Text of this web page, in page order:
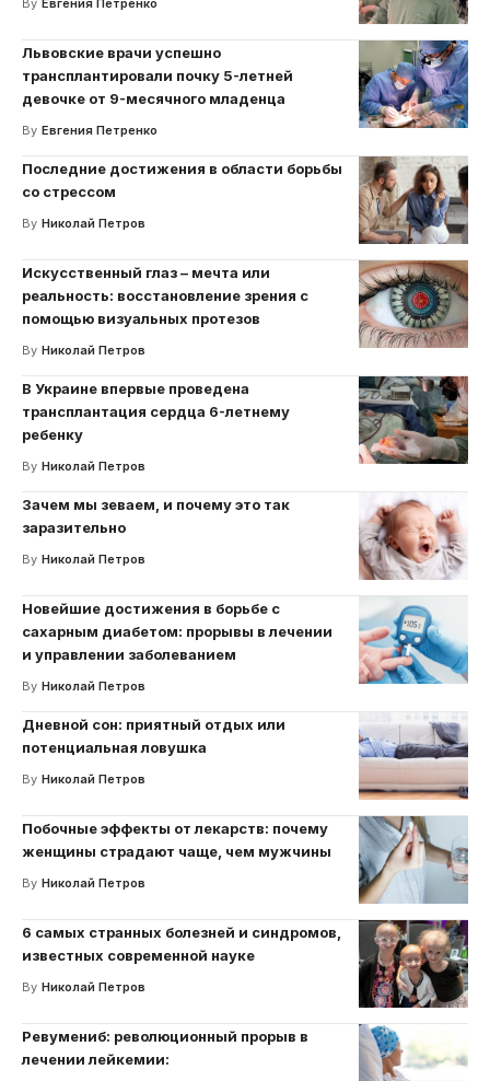
By Евгения Петренко
Львовские врачи успешно
трансплантировали почку 5-летней
девочке от 9-месячного младенца
By Евгения Петренко
Последние достижения в области борьбы
со стрессом
By Николай Петров
Искусственный глаз – мечта или
реальность: восстановление зрения с
помощью визуальных протезов
By Николай Петров
В Украине впервые проведена
трансплантация сердца 6-летнему
ребенку
By Николай Петров
Зачем мы зеваем, и почему это так
заразительно
By Николай Петров
Новейшие достижения в борьбе с
сахарным диабетом: прорывы в лечении
и управлении заболеванием
By Николай Петров
Дневной сон: приятный отдых или
потенциальная ловушка
By Николай Петров
Побочные эффекты от лекарств: почему
женщины страдают чаще, чем мужчины
By Николай Петров
6 самых странных болезней и синдромов,
известных современной науке
By Николай Петров
Ревумениб: революционный прорыв в
лечении лейкемии: